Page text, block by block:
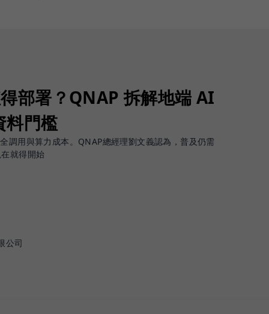
部署？QNAP 拆解地端 AI
料門檻
調用與算力成本。QNAP總經理劉文義認為，普及仍需
就得開始
公司